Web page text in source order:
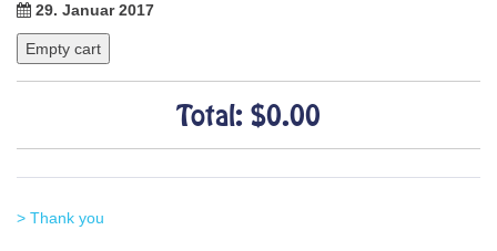
29. Januar 2017
Total: $0.00
Beitragsnavigation
> Next
Thank you